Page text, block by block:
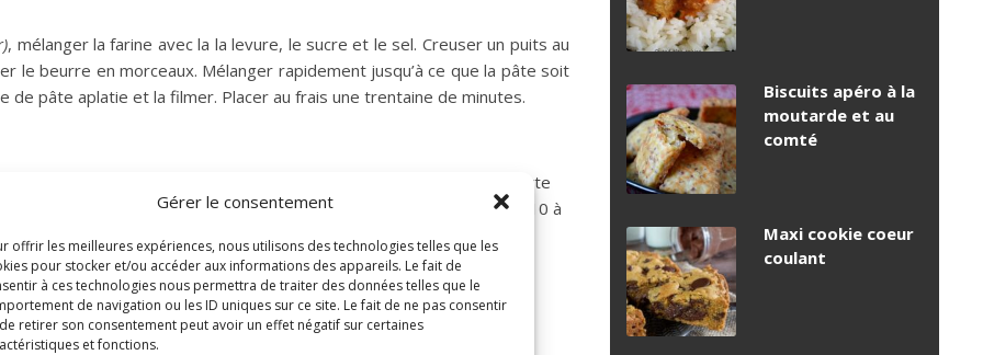
Gérer le consentement
offrir les meilleures expériences, nous utilisons des technologies telles que les
pour stocker et/ou accéder aux informations des appareils. Le fait de
à ces technologies nous permettra de traiter des données telles que le
de navigation ou les ID uniques sur ce site. Le fait de ne pas consentir
retirer son consentement peut avoir un effet négatif sur certaines
et fonctions.
, mélanger la farine avec la la levure, le sucre et le sel. Creuser un puits au
le beurre en morceaux. Mélanger rapidement jusqu’à ce que la pâte soit
pâte aplatie et la filmer. Placer au frais une trentaine de minutes.
de 4 mm environ. Découper des formes à l’aide d’un emporte
couvertes de feuilles de cuisson. Enfourner et laisser cuire 10 à
peut varier)
chocolat sur une grille avant de conserver dans une boîte en fer.
Biscuits apéro à la
moutarde et au
comté
Maxi cookie coeur
coulant